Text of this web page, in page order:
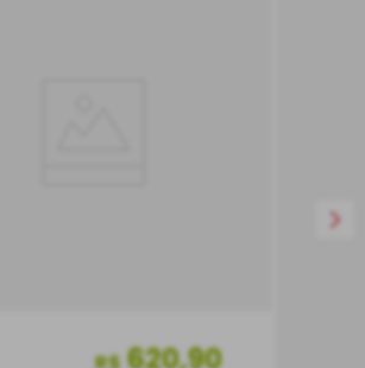
620,90